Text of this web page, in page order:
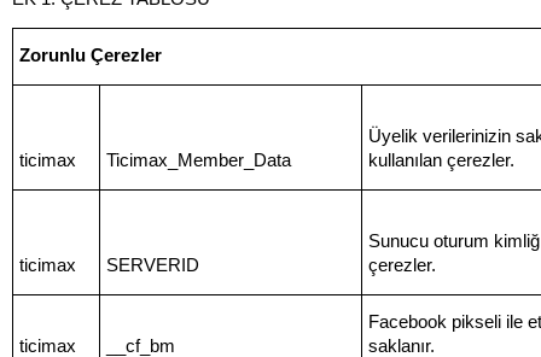
Zorunlu Çerezler
ticimax Ticimax_Member_Data
Üyelik verilerinizin
kullanılan çerezler.
ticimax SERVERID
Sunucu oturum
çerezler.
ticimax __cf_bm
Facebook pikseli ile
saklanır.